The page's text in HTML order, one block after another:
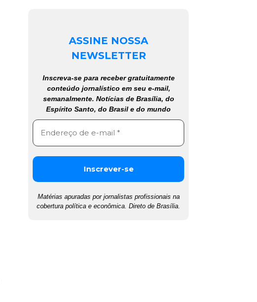
ASSINE NOSSA
NEWSLETTER
Inscreva-se para receber gratuitamente
conteúdo jornalístico em seu e-mail,
semanalmente. Notícias de Brasília, do
Espírito Santo, do Brasil e do mundo
Matérias apuradas por jornalistas profissionais na
cobertura política e econômica. Direto de Brasília.